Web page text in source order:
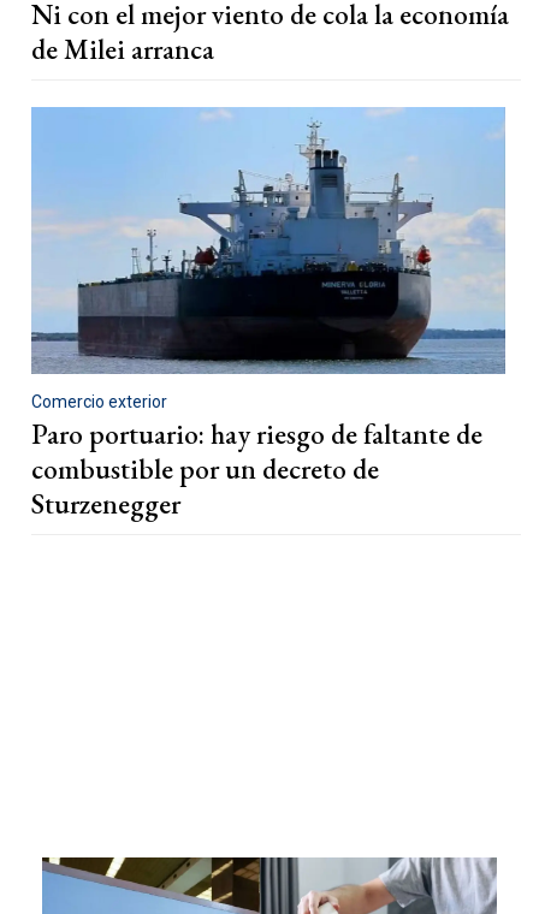
Ni con el mejor viento de cola la economía
de Milei arranca
Comercio exterior
Paro portuario: hay riesgo de faltante de
combustible por un decreto de
Sturzenegger